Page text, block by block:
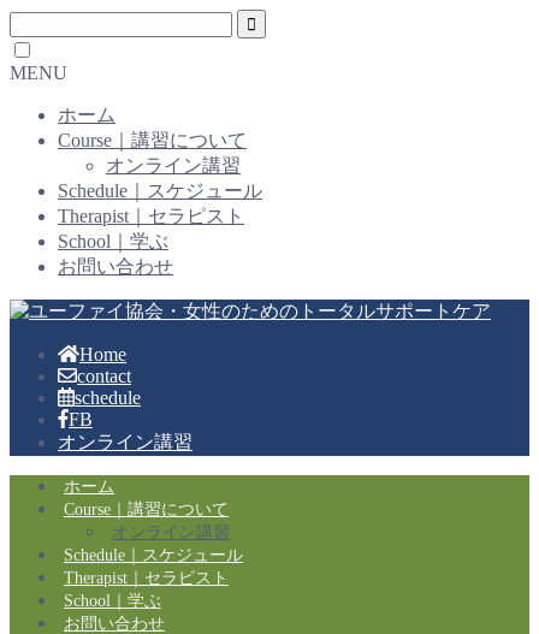
MENU
ホーム
Course｜講習について
オンライン講習
Schedule｜スケジュール
Therapist｜セラピスト
School｜学ぶ
お問い合わせ
Home
contact
schedule
FB
オンライン講習
ホーム
Course｜講習について
オンライン講習
Schedule｜スケジュール
Therapist｜セラピスト
School｜学ぶ
お問い合わせ